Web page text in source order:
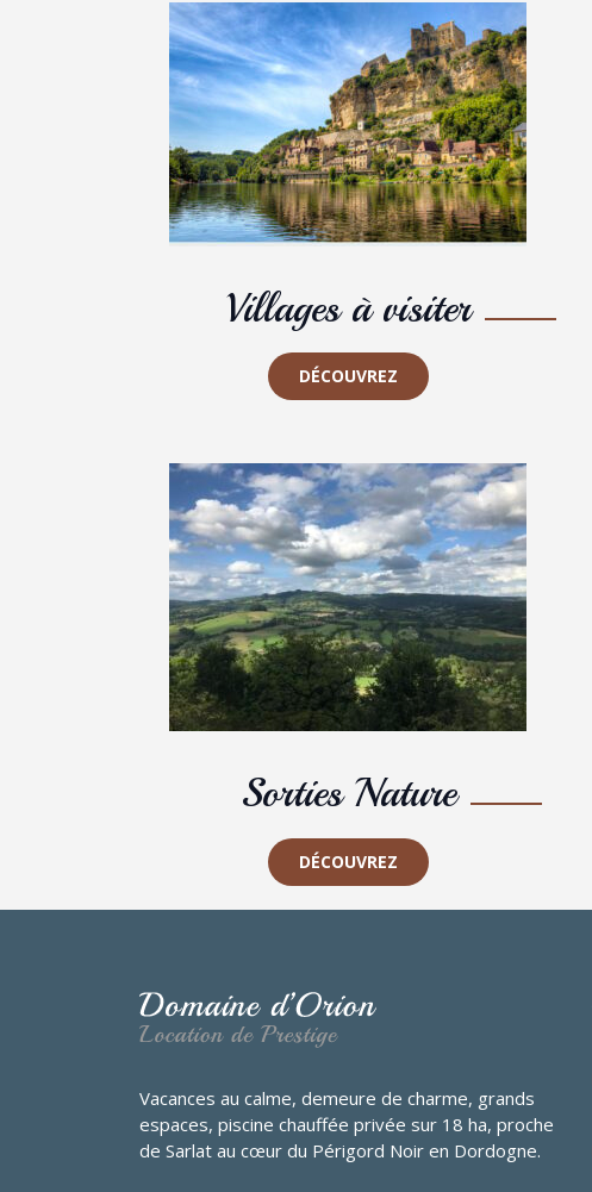
Villages à visiter
DÉCOUVREZ
Sorties Nature
DÉCOUVREZ
Vacances au calme, demeure de charme, grands
espaces, piscine chauffée privée sur 18 ha, proche
de Sarlat au cœur du Périgord Noir en Dordogne.